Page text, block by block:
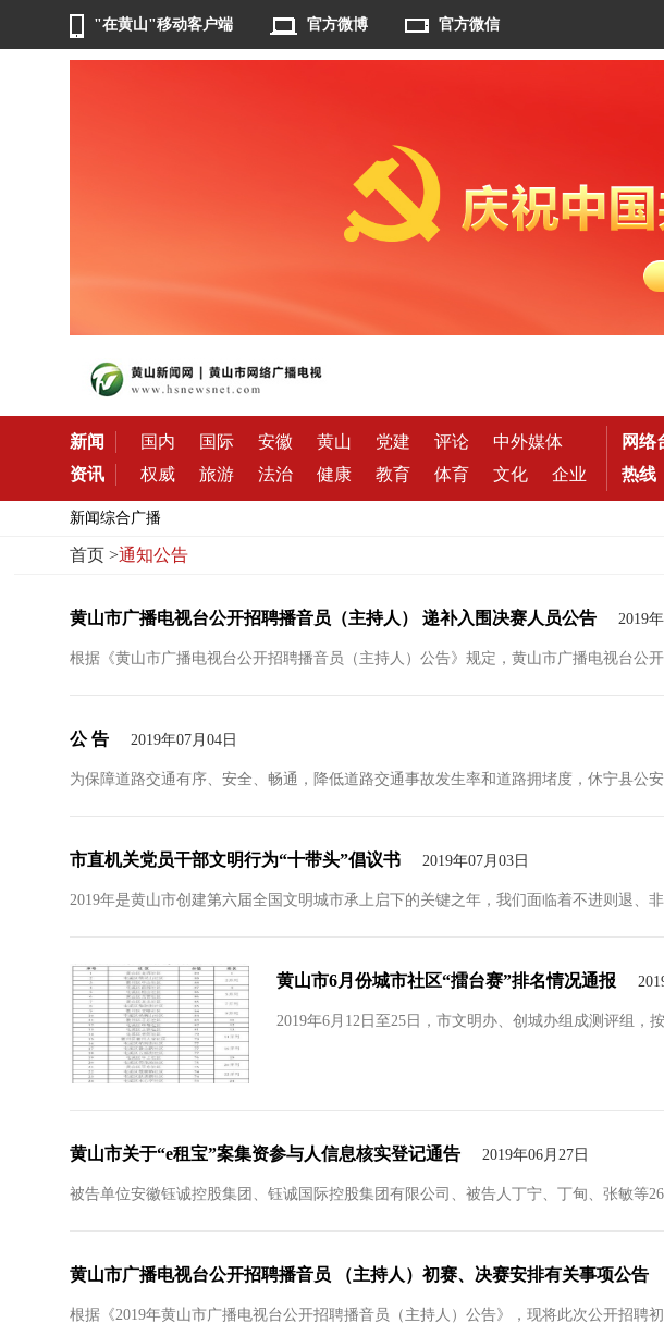
"在黄山"移动客户端 官方微博 官方微信
新闻 国内 国际 安徽 黄山 党建 评论
中外媒体
资讯
权威 旅游 法治 健康 教育 体育 文化 企业
网络
热线
新闻综合广播
首页>通知公告
黄山市广播电视台公开招聘播音员（主持人） 递补入围决赛人员公告 2019
根据《黄山市广播电视台公开招聘播音员（主持人）公告》规定，黄山市广播电视台公
公 告 2019年07月04日
为保障道路交通有序、安全、畅通，降低道路交通事故发生率和道路拥堵度，休宁县公
市直机关党员干部文明行为“十带头”倡议书 2019年07月03日
2019年是黄山市创建第六届全国文明城市承上启下的关键之年，我们面临着不进则退、
黄山市6月份城市社区“擂台赛”排名情况通报
2019年6月12日至25日，市文明办、创城办组成测评组，
黄山市关于“e租宝”案集资参与人信息核实登记通告 2019年06月27日
被告单位安徽钰诚控股集团、钰诚国际控股集团有限公司、被告人丁宁、丁甸、张敏等
黄山市广播电视台公开招聘播音员 （主持人）初赛、决赛安排有关事项公告
根据《2019年黄山市广播电视台公开招聘播音员（主持人）公告》，现将此次公开招聘